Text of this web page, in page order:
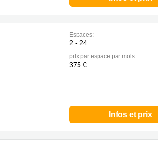
Espaces:
2 - 24
prix par espace par mois:
375 €
Infos et prix